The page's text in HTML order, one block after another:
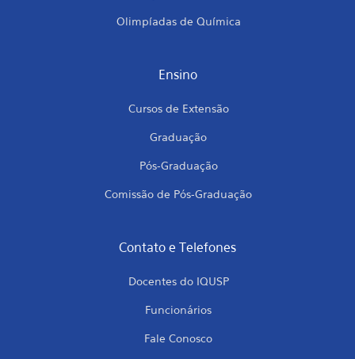
Olimpíadas de Química
Ensino
Cursos de Extensão
Graduação
Pós-Graduação
Comissão de Pós-Graduação
Contato e Telefones
Docentes do IQUSP
Funcionários
Fale Conosco